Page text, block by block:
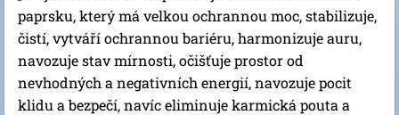
paprsku, který má velkou ochrannou moc, stabilizuje,
čistí, vytváří ochrannou bariéru, harmonizuje auru,
navozuje stav mírnosti, očišťuje prostor od
nevhodných a negativních energií, navozuje pocit
klidu a bezpečí, navíc eliminuje karmická pouta a